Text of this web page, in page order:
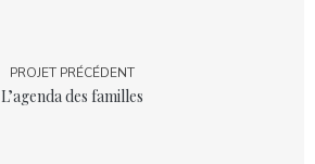
PROJET PRÉCÉDENT
L’agenda des familles